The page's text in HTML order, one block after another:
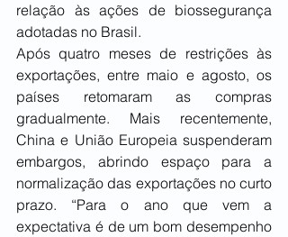
relação às ações de biossegurança
adotadas no Brasil.
Após quatro meses de restrições às
exportações, entre maio e agosto, os
países retomaram as compras
gradualmente. Mais recentemente,
China e União Europeia suspenderam
embargos, abrindo espaço para a
normalização das exportações no curto
prazo. “Para o ano que vem a
expectativa é de um bom desempenho